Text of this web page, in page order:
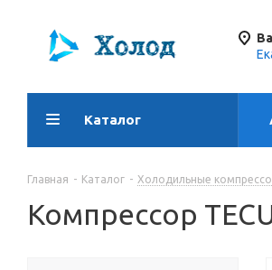
Каталог
Главная - Каталог - Холодильные
Компрессор